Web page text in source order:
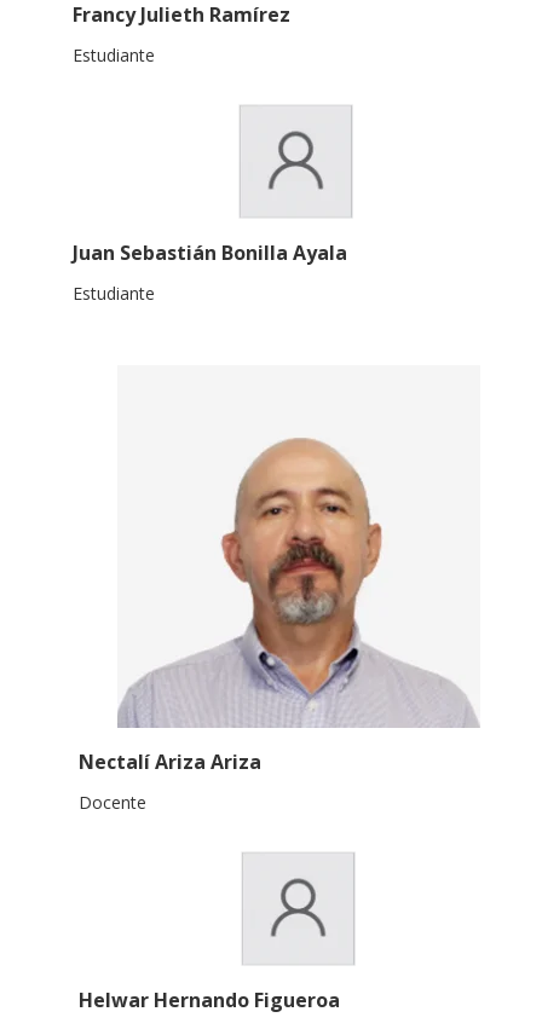
Francy Julieth Ramírez
Estudiante
Juan Sebastián Bonilla Ayala
Estudiante
Nectalí Ariza Ariza
Docente
Helwar Hernando Figueroa